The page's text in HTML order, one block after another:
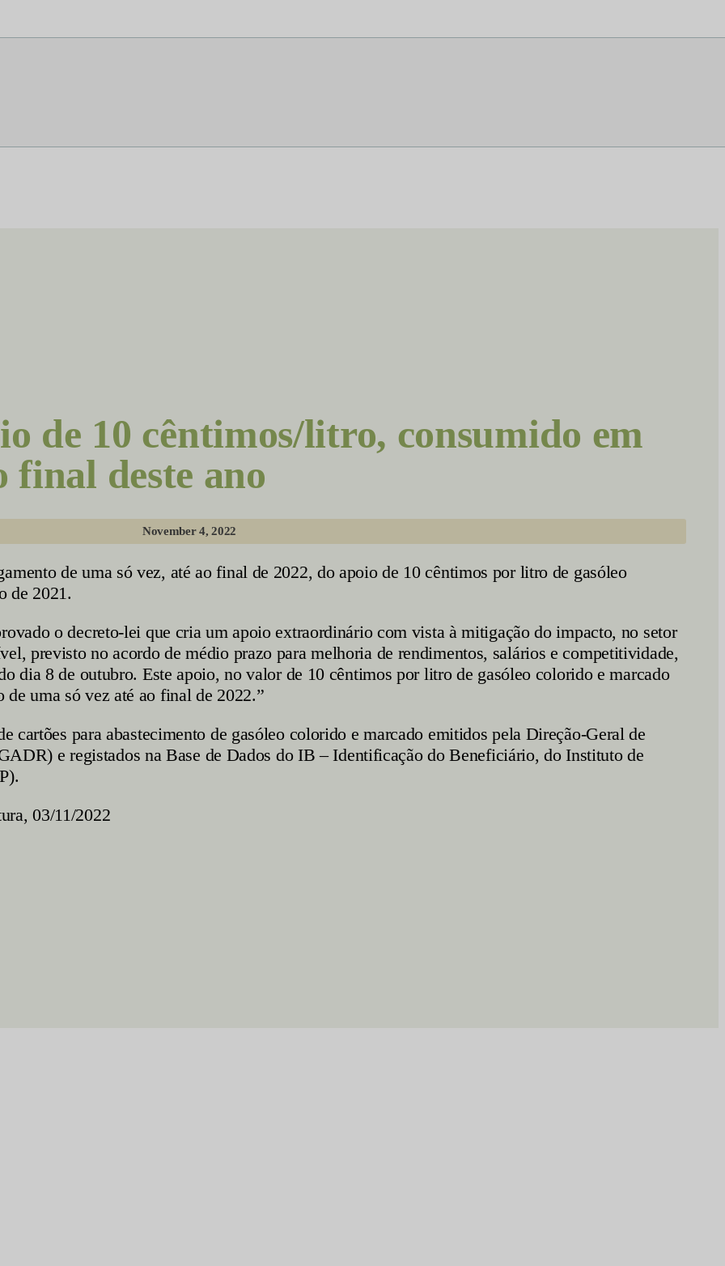
de 10 cêntimos/litro, consumido em
final deste ano
November 4, 2022
de uma só vez, até ao final de 2022, do apoio de 10 cêntimos por litro de gasóleo
de 2021.
o decreto-lei que cria um apoio extraordinário com vista à mitigação do impacto, no setor
previsto no acordo de médio prazo para melhoria de rendimentos, salários e competitividade,
dia 8 de outubro. Este apoio, no valor de 10 cêntimos por litro de gasóleo colorido e marcado
de uma só vez até ao final de 2022.”
cartões para abastecimento de gasóleo colorido e marcado emitidos pela Direção-Geral de
e registados na Base de Dados do IB – Identificação do Beneficiário, do Instituto de
03/11/2022